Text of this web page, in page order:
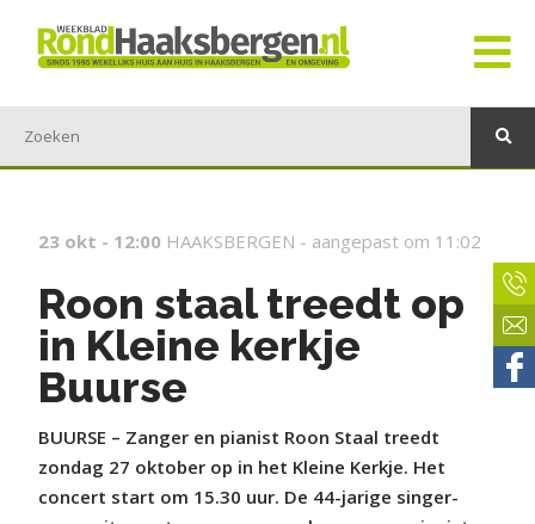
23 okt - 12:00 HAAKSBERGEN - aangepast om 11:02
Roon staal treedt op
in Kleine kerkje
Buurse
BUURSE – Zanger en pianist Roon Staal treedt
zondag 27 oktober op in het Kleine Kerkje. Het
concert start om 15.30 uur. De 44-jarige singer-